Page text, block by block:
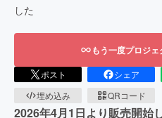
した
もう一度プロジ
ポスト シェア
埋め込み
QRコード
2026年4月1日より販売開始